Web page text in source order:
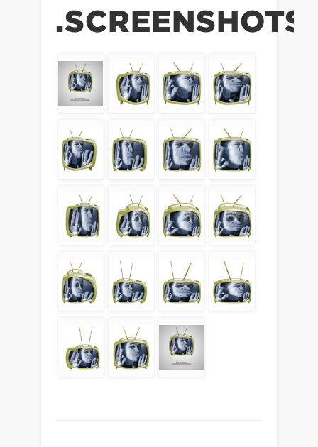
.SCREENSHOTS